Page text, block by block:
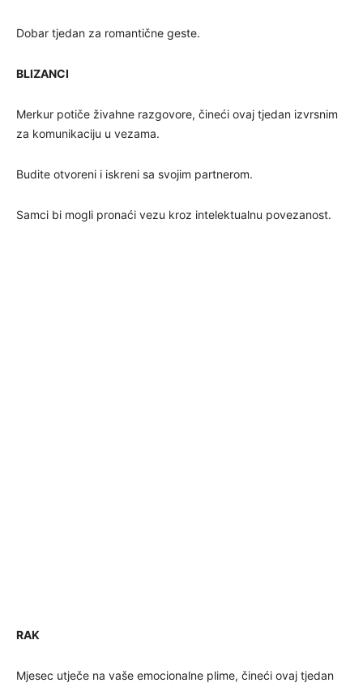
Dobar tjedan za romantične geste.
BLIZANCI
Merkur potiče živahne razgovore, čineći ovaj tjedan izvrsnim
za komunikaciju u vezama.
Budite otvoreni i iskreni sa svojim partnerom.
Samci bi mogli pronaći vezu kroz intelektualnu povezanost.
RAK
Mjesec utječe na vaše emocionalne plime, čineći ovaj tjedan